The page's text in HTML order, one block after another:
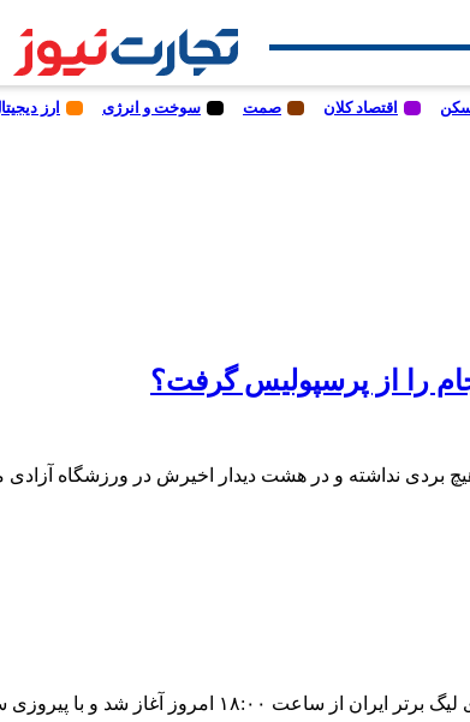
اقتصاد کلان صمت سوخت و انرژی ارز
را از پرسپولیس گرفت؟
بردی نداشته و در هشت دیدار اخیرش در ورزشگاه
شد و با پیروزی سپاهان به پایان رسید.